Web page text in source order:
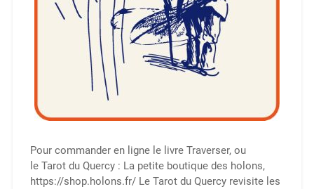
Pour commander en ligne le livre Traverser, ou
le Tarot du Quercy : La petite boutique des holons,
https://shop.holons.fr/ Le Tarot du Quercy revisite les